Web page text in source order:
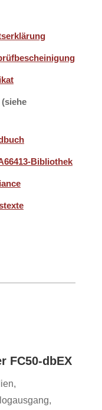
Bibliothek
FC50-dbEX